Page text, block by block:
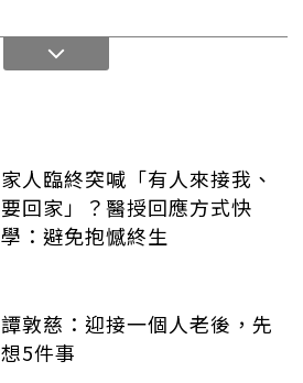
家人臨終突喊「有人來接我、
要回家」？醫授回應方式快
學：避免抱憾終生
譚敦慈：迎接一個人老後，先
想5件事